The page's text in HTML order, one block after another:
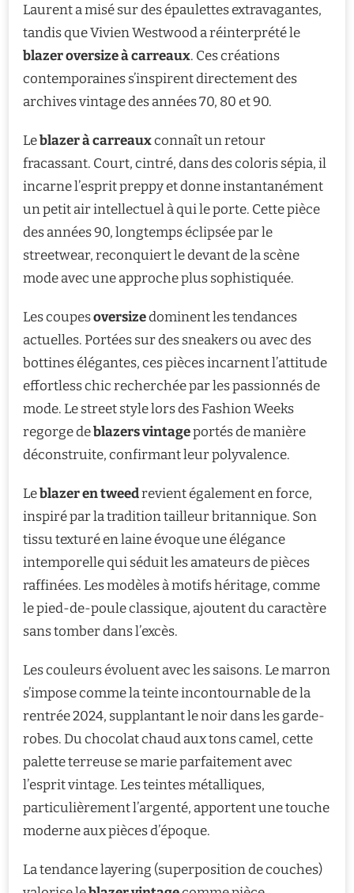
Laurent a misé sur des épaulettes extravagantes,
tandis que Vivien Westwood a réinterprété le
blazer oversize à carreaux. Ces créations
contemporaines s’inspirent directement des
archives vintage des années 70, 80 et 90.
Leblazer à carreauxconnaît un retour
fracassant. Court, cintré, dans des coloris sépia, il
incarne l’esprit preppy et donne instantanément
un petit air intellectuel à qui le porte. Cette pièce
des années 90, longtemps éclipsée par le
streetwear, reconquiert le devant de la scène
mode avec une approche plus sophistiquée.
Les coupesoversizedominent les tendances
actuelles. Portées sur des sneakers ou avec des
bottines élégantes, ces pièces incarnent l’attitude
effortless chic recherchée par les passionnés de
mode. Le street style lors des Fashion Weeks
regorge deblazers vintageportés de manière
déconstruite, confirmant leur polyvalence.
Leblazer en tweedrevient également en force,
inspiré par la tradition tailleur britannique. Son
tissu texturé en laine évoque une élégance
intemporelle qui séduit les amateurs de pièces
raffinées. Les modèles à motifs héritage, comme
le pied-de-poule classique, ajoutent du caractère
sans tomber dans l’excès.
Les couleurs évoluent avec les saisons. Le marron
s’impose comme la teinte incontournable de la
rentrée 2024, supplantant le noir dans les garde-
robes. Du chocolat chaud aux tons camel, cette
palette terreuse se marie parfaitement avec
l’esprit vintage. Les teintes métalliques,
particulièrement l’argenté, apportent une touche
moderne aux pièces d’époque.
La tendance layering (superposition de couches)